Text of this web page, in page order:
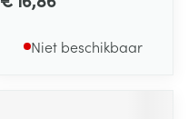
Niet beschikbaar